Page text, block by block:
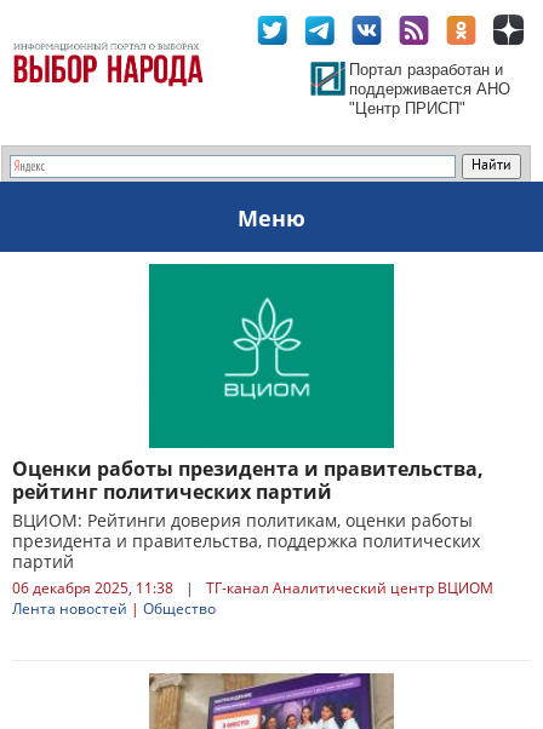
Портал разработан и
поддерживается АНО
"Центр ПРИСП"
Меню
Оценки работы президента и правительства,
рейтинг политических партий
ВЦИОМ: Рейтинги доверия политикам, оценки работы
президента и правительства, поддержка политических
партий
06 декабря 2025, 11:38 |
ТГ-канал Аналитический центр ВЦИОМ
Лента новостей | Общество